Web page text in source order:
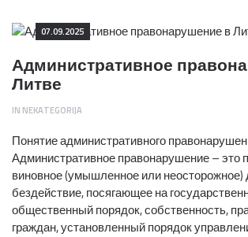
07.09.2025
Административное
Литве
IN NEKATEGORIJA
Понятие административного
Административное правонарушение – это
виновное (умышленное или неосторожное)
бездействие, посягающее на
общественный порядок, собственность,
граждан, установленный порядок